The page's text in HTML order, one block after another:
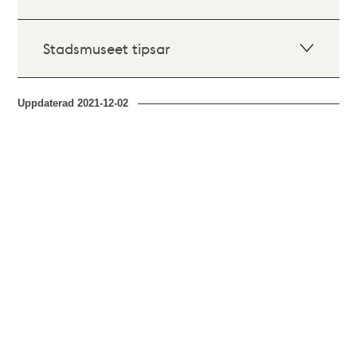
Stadsmuseet tipsar
Uppdaterad2021-12-02